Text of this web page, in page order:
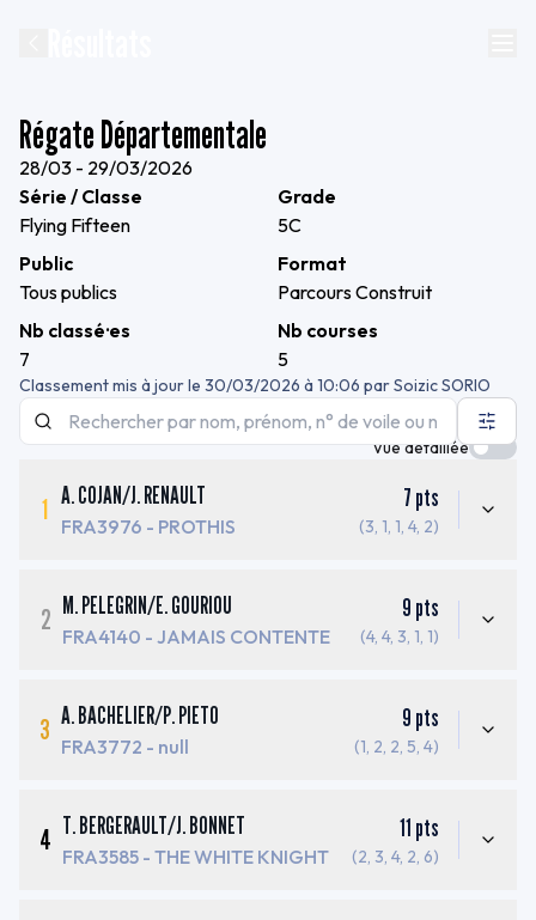
Régate Départementale
28/03 - 29/03/2026
Série / Classe
Flying Fifteen
Grade
5C
Public
Tous publics
Format
Parcours Construit
Nb classé·es
7
Nb courses
5
Classement mis à jour le 30/03/2026 à 10:06 parSoizic SORIO
Vue détaillée
1 A. COJAN/J. RENAULT
FRA3976 - PROTHIS
7 pts
(3, 1, 1, 4, 2)
2 M. PELEGRIN/E. GOURIOU
FRA4140 - JAMAIS CONTENTE
9 pts
(4, 4, 3, 1, 1)
3 A. BACHELIER/P. PIETO
FRA3772 - null
9 pts
(1, 2, 2, 5, 4)
4 T. BERGERAULT/J. BONNET
FRA3585 - THE WHITE KNIGHT
11 pts
(2, 3, 4, 2, 6)